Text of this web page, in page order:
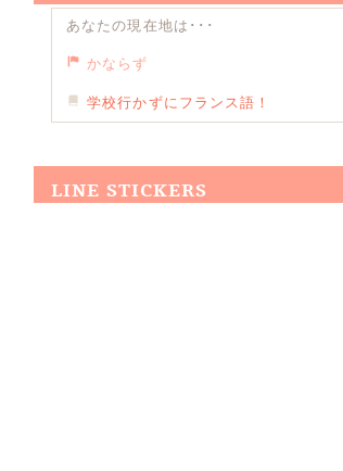
あなたの現在地は･･･
かならず
学校行かずにフランス語！
LINE STICKERS